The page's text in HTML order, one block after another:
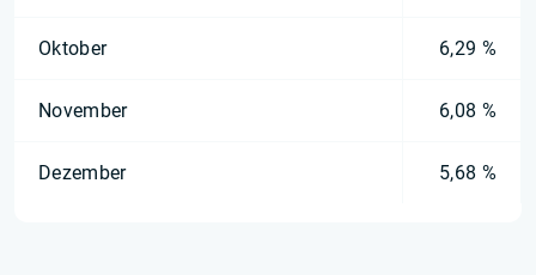
Oktober 6,29 %
November 6,08 %
Dezember 5,68 %